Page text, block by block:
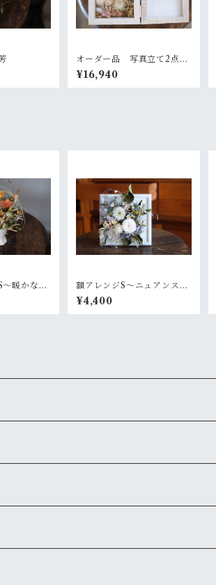
オーダー品 写真立て2点
+ガラスのバルーンアレンジ
2点
¥16,940
〜暖かな陽
額アレンジS〜ニュアンスあ
る白グリーン
¥4,400